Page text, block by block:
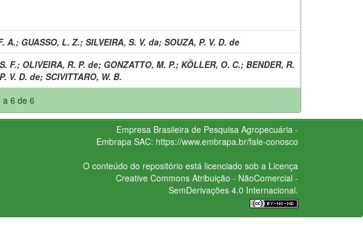
A.; GUASSO, L. Z.; SILVEIRA, S. V. da; SOUZA, P. V. D. de
F.; OLIVEIRA, R. P. de; GONZATTO, M. P.; KÖLLER, O. C.; BENDER, R.
V. D. de; SCIVITTARO, W. B.
a 6 de 6
Empresa Brasileira de Pesquisa Agropecuária -
Embrapa SAC: https://www.embrapa.br/fale-conosco
O conteúdo do repositório está licenciado sob a Licença
Creative CommonsAtribuição - NãoComercial -
SemDerivações 4.0 Internacional.